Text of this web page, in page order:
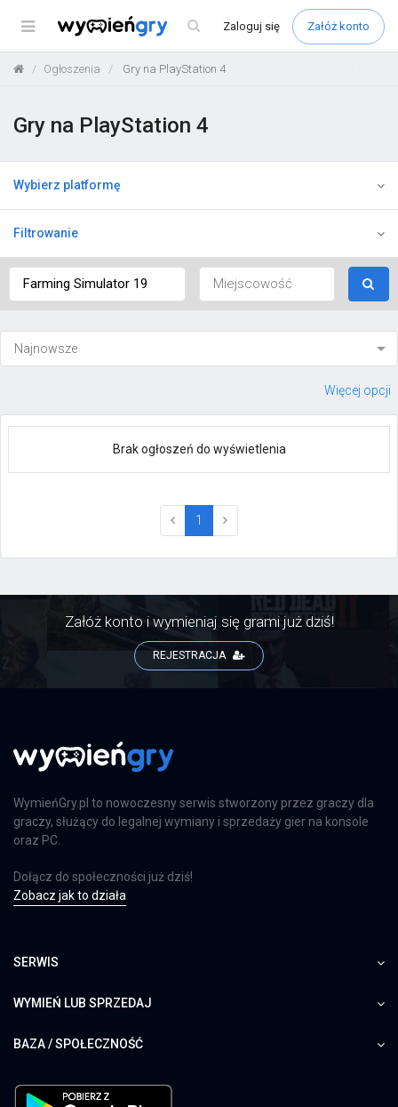
Menu Zaloguj się Załóż konto
Ogłoszenia Gry na PlayStation 4
Gry na PlayStation 4
Wybierz platformę
Filtrowanie
Więcej opcji
Brak ogłoszeń do wyświetlenia
1 (current)
Załóż konto i wymieniaj się grami już dziś!
REJESTRACJA
WymieńGry.pl to nowoczesny serwis stworzony przez graczy dla
graczy, służący do legalnej wymiany i sprzedaży gier na konsole
oraz PC.
Dołącz do społeczności już dziś!
Zobacz jak to działa
SERWIS
WYMIEŃ LUB SPRZEDAJ
BAZA / SPOŁECZNOŚĆ